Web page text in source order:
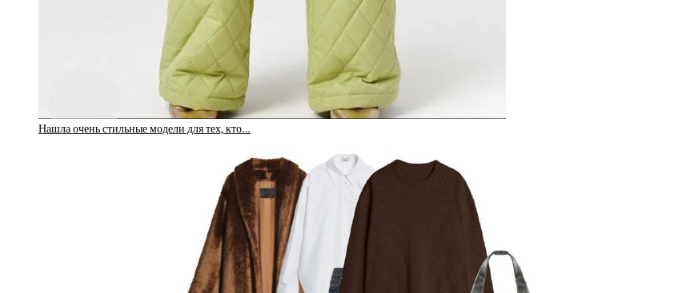
Нашла очень стильные модели для тех, кто…